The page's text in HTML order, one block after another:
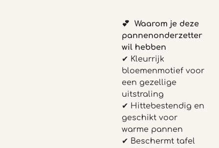
💕 Waarom je deze
pannenonderzetter
wil hebben
✔ Kleurrijk
bloemenmotief voor
een gezellige
uitstraling
✔ Hittebestendig en
geschikt voor
warme pannen
✔ Beschermt tafel